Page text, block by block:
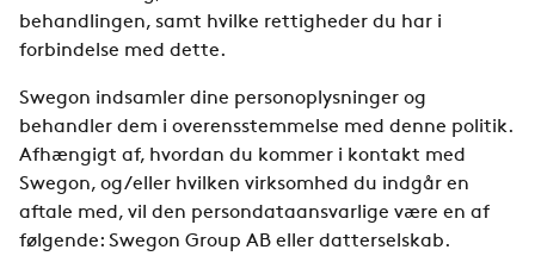
behandlingen, samt hvilke rettigheder du har i
forbindelse med dette.
Swegon indsamler dine personoplysninger og
behandler dem i overensstemmelse med denne politik.
Afhængigt af, hvordan du kommer i kontakt med
Swegon, og/eller hvilken virksomhed du indgår en
aftale med, vil den persondataansvarlige være en af
følgende: Swegon Group AB eller datterselskab.